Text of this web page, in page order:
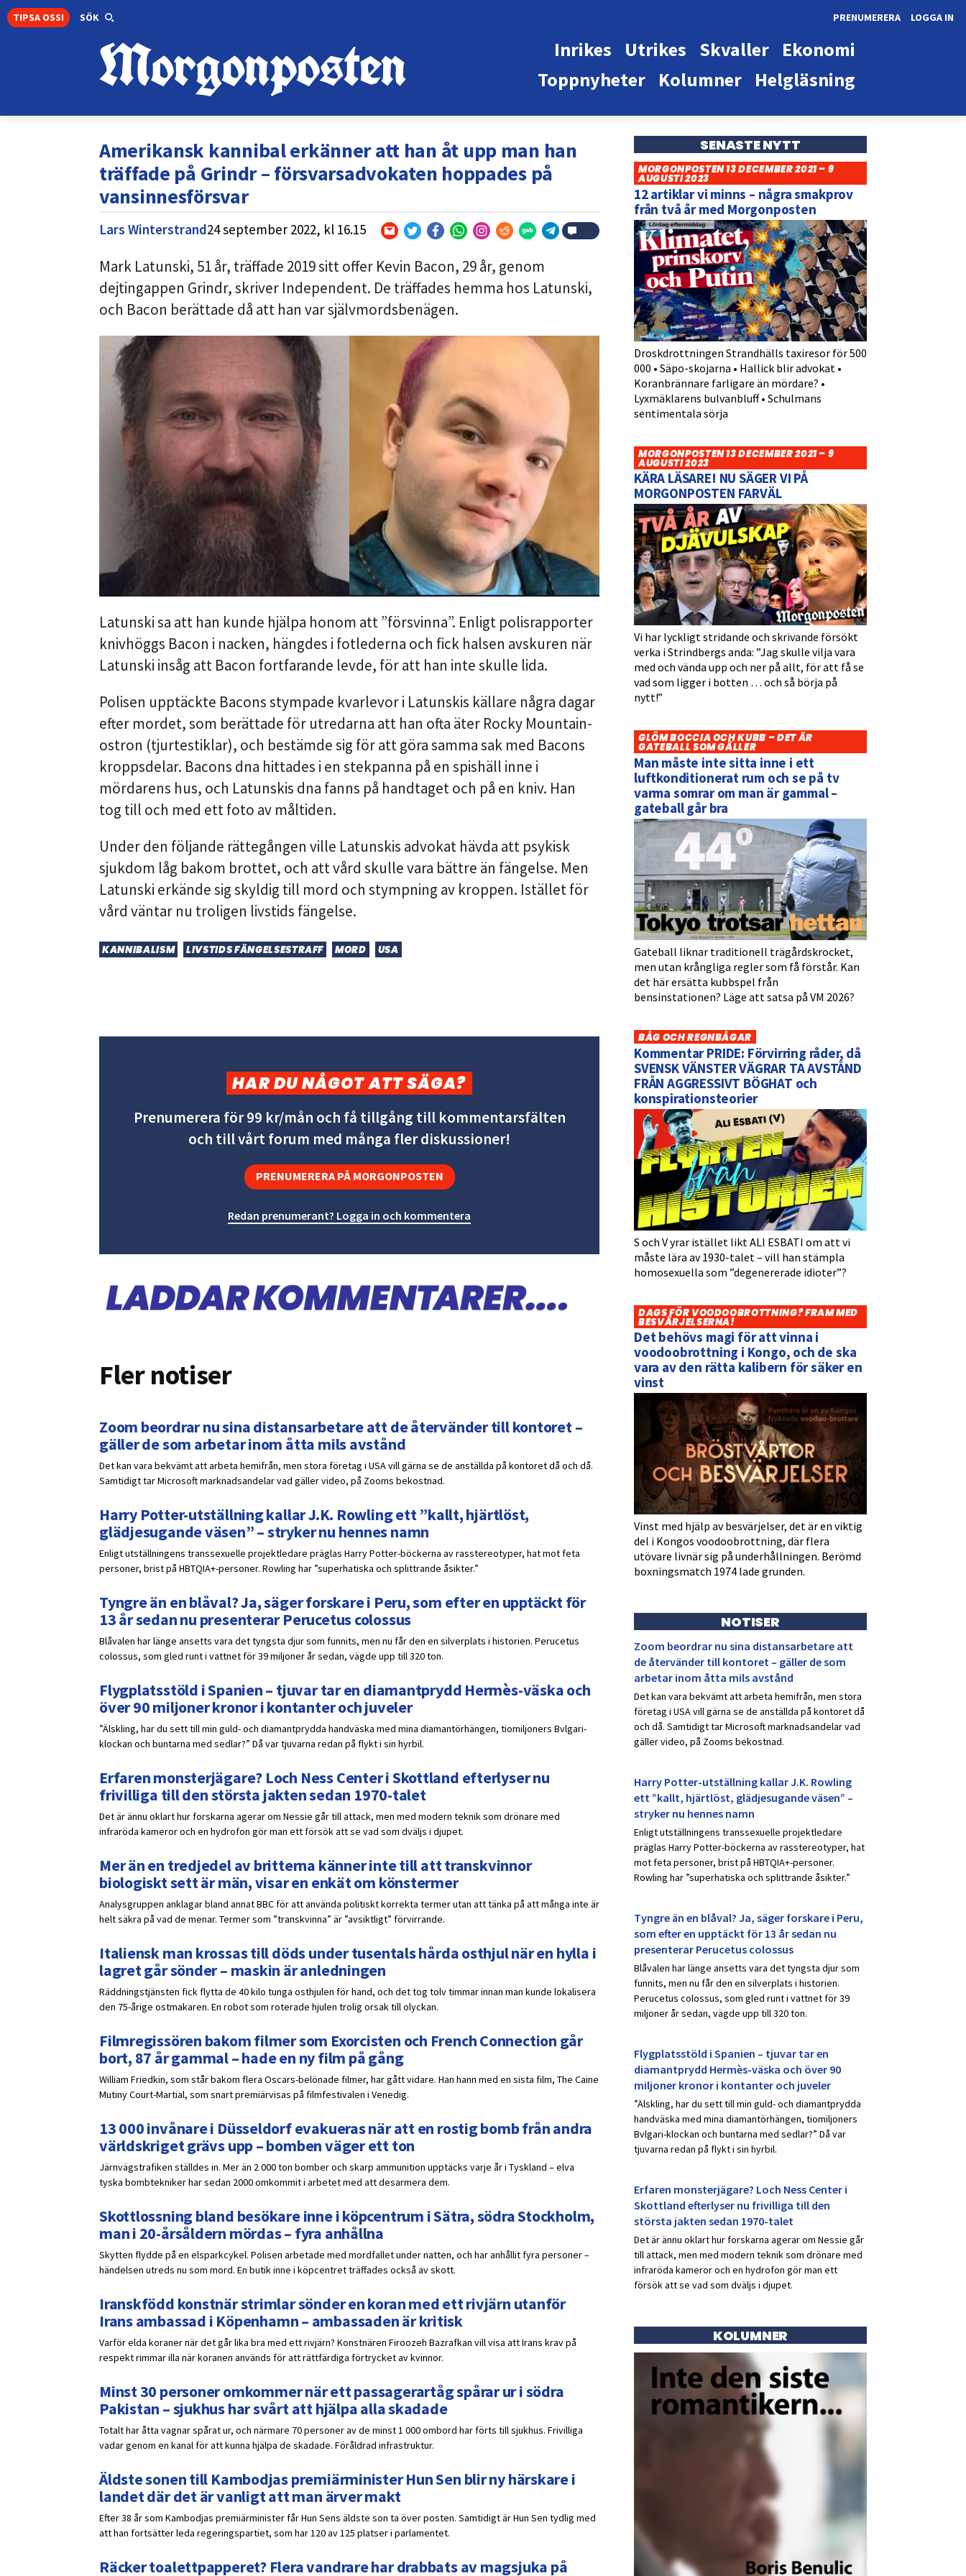
TIPSA OSS! SÖK LOGGA IN
PRENUMERERA
Ekonomi
Skvaller
Utrikes
Inrikes
Helgläsning
Kolumner
Toppnyheter
Amerikansk kannibal erkänner att han åt upp man han
träffade på Grindr – försvarsadvokaten hoppades på
vansinnesförsvar
Lars Winterstrand24 september 2022, kl 16.15
Mark Latunski, 51 år, träffade 2019 sitt offer Kevin Bacon, 29 år, genom
dejtingappen Grindr, skriver Independent. De träffades hemma hos Latunski,
och Bacon berättade då att han var självmordsbenägen.
Latunski sa att han kunde hjälpa honom att ”försvinna”. Enligt polisrapporter
knivhöggs Bacon i nacken, hängdes i fotlederna och fick halsen avskuren när
Latunski insåg att Bacon fortfarande levde, för att han inte skulle lida.
Polisen upptäckte Bacons stympade kvarlevor i Latunskis källare några dagar
efter mordet, som berättade för utredarna att han ofta äter Rocky Mountain-
ostron (tjurtestiklar), och bestämde sig för att göra samma sak med Bacons
kroppsdelar. Bacons dna hittades i en stekpanna på en spishäll inne i
mördarens hus, och Latunskis dna fanns på handtaget och på en kniv. Han
tog till och med ett foto av måltiden.
Under den följande rättegången ville Latunskis advokat hävda att psykisk
sjukdom låg bakom brottet, och att vård skulle vara bättre än fängelse. Men
Latunski erkände sig skyldig till mord och stympning av kroppen. Istället för
vård väntar nu troligen livstids fängelse.
KANNIBALISM LIVSTIDS FÄNGELSESTRAFF MORD USA
HAR DU NÅGOT ATT SÄGA?
Prenumerera för 99 kr/mån och få tillgång till kommentarsfälten
och till vårt forum med många fler diskussioner!
PRENUMERERA PÅ MORGONPOSTEN
Redan prenumerant? Logga in och kommentera
Fler notiser
Zoom beordrar nu sina distansarbetare att de återvänder till kontoret –
gäller de som arbetar inom åtta mils avstånd
Det kan vara bekvämt att arbeta hemifrån, men stora företag i USA vill gärna se de anställda på kontoret då och då.
Samtidigt tar Microsoft marknadsandelar vad gäller video, på Zooms bekostnad.
Harry Potter-utställning kallar J.K. Rowling ett ”kallt, hjärtlöst,
glädjesugande väsen” – stryker nu hennes namn
Enligt utställningens transsexuelle projektledare präglas Harry Potter-böckerna av rasstereotyper, hat mot feta
personer, brist på HBTQIA+-personer. Rowling har ”superhatiska och splittrande åsikter.”
Tyngre än en blåval? Ja, säger forskare i Peru, som efter en upptäckt för
13 år sedan nu presenterar Perucetus colossus
Blåvalen har länge ansetts vara det tyngsta djur som funnits, men nu får den en silverplats i historien. Perucetus
colossus, som gled runt i vattnet för 39 miljoner år sedan, vägde upp till 320 ton.
Flygplatsstöld i Spanien – tjuvar tar en diamantprydd Hermès-väska och
över 90 miljoner kronor i kontanter och juveler
”Älskling, har du sett till min guld- och diamantprydda handväska med mina diamantörhängen, tiomiljoners Bvlgari-
klockan och buntarna med sedlar?” Då var tjuvarna redan på flykt i sin hyrbil.
Erfaren monsterjägare? Loch Ness Center i Skottland efterlyser nu
frivilliga till den största jakten sedan 1970-talet
Det är ännu oklart hur forskarna agerar om Nessie går till attack, men med modern teknik som drönare med
infraröda kameror och en hydrofon gör man ett försök att se vad som dväljs i djupet.
Mer än en tredjedel av britterna känner inte till att transkvinnor
biologiskt sett är män, visar en enkät om könstermer
Analysgruppen anklagar bland annat BBC för att använda politiskt korrekta termer utan att tänka på att många inte är
helt säkra på vad de menar. Termer som ”transkvinna” är ”avsiktligt” förvirrande.
Italiensk man krossas till döds under tusentals hårda osthjul när en hylla i
lagret går sönder – maskin är anledningen
Räddningstjänsten fick flytta de 40 kilo tunga osthjulen för hand, och det tog tolv timmar innan man kunde lokalisera
den 75-årige ostmakaren. En robot som roterade hjulen trolig orsak till olyckan.
Filmregissören bakom filmer som Exorcisten och French Connection går
bort, 87 år gammal – hade en ny film på gång
William Friedkin, som står bakom flera Oscars-belönade filmer, har gått vidare. Han hann med en sista film, The Caine
Mutiny Court-Martial, som snart premiärvisas på filmfestivalen i Venedig.
13 000 invånare i Düsseldorf evakueras när att en rostig bomb från andra
världskriget grävs upp – bomben väger ett ton
Järnvägstrafiken ställdes in. Mer än 2 000 ton bomber och skarp ammunition upptäcks varje år i Tyskland – elva
tyska bombtekniker har sedan 2000 omkommit i arbetet med att desarmera dem.
Skottlossning bland besökare inne i köpcentrum i Sätra, södra Stockholm,
man i 20-årsåldern mördas – fyra anhållna
Skytten flydde på en elsparkcykel. Polisen arbetade med mordfallet under natten, och har anhållit fyra personer –
händelsen utreds nu som mord. En butik inne i köpcentret träffades också av skott.
Iranskfödd konstnär strimlar sönder en koran med ett rivjärn utanför
Irans ambassad i Köpenhamn – ambassaden är kritisk
Varför elda koraner när det går lika bra med ett rivjärn? Konstnären Firoozeh Bazrafkan vill visa att Irans krav på
respekt rimmar illa när koranen används för att rättfärdiga förtrycket av kvinnor.
Minst 30 personer omkommer när ett passagerartåg spårar ur i södra
Pakistan – sjukhus har svårt att hjälpa alla skadade
Totalt har åtta vagnar spårat ur, och närmare 70 personer av de minst 1 000 ombord har förts till sjukhus. Frivilliga
vadar genom en kanal för att kunna hjälpa de skadade. Föråldrad infrastruktur.
Äldste sonen till Kambodjas premiärminister Hun Sen blir ny härskare i
landet där det är vanligt att man ärver makt
Efter 38 år som Kambodjas premiärminister får Hun Sens äldste son ta över posten. Samtidigt är Hun Sen tydlig med
att han fortsätter leda regeringspartiet, som har 120 av 125 platser i parlamentet.
Räcker toalettpapperet? Flera vandrare har drabbats av magsjuka på
SENASTE NYTT
MORGONPOSTEN 13 DECEMBER 2021 – 9
AUGUSTI 2023
12 artiklar vi minns – några smakprov
från två år med Morgonposten
Droskdrottningen Strandhälls taxiresor för 500
000 • Säpo-skojarna • Hallick blir advokat •
Koranbrännare farligare än mördare? •
Lyxmäklarens bulvanbluff • Schulmans
sentimentala sörja
MORGONPOSTEN 13 DECEMBER 2021 – 9
AUGUSTI 2023
KÄRA LÄSARE! NU SÄGER VI PÅ
MORGONPOSTEN FARVÄL
Vi har lyckligt stridande och skrivande försökt
verka i Strindbergs anda: ”Jag skulle vilja vara
med och vända upp och ner på allt, för att få se
vad som ligger i botten … och så börja på
nytt!”
GLÖM BOCCIA OCH KUBB – DET ÄR
GATEBALL SOM GÄLLER
Man måste inte sitta inne i ett
luftkonditionerat rum och se på tv
varma somrar om man är gammal –
gateball går bra
Gateball liknar traditionell trägårdskrocket,
men utan krångliga regler som få förstår. Kan
det här ersätta kubbspel från
bensinstationen? Läge att satsa på VM 2026?
BÅG OCH REGNBÅGAR
Kommentar PRIDE: Förvirring råder, då
SVENSK VÄNSTER VÄGRAR TA AVSTÅND
FRÅN AGGRESSIVT BÖGHAT och
konspirationsteorier
S och V yrar istället likt ALI ESBATI om att vi
måste lära av 1930-talet – vill han stämpla
homosexuella som ”degenererade idioter”?
DAGS FÖR VOODOOBROTTNING? FRAM MED
BESVÄRJELSERNA!
Det behövs magi för att vinna i
voodoobrottning i Kongo, och de ska
vara av den rätta kalibern för säker en
vinst
Vinst med hjälp av besvärjelser, det är en viktig
del i Kongos voodoobrottning, där flera
utövare livnär sig på underhållningen. Berömd
boxningsmatch 1974 lade grunden.
NOTISER
Zoom beordrar nu sina distansarbetare att
de återvänder till kontoret – gäller de som
arbetar inom åtta mils avstånd
Det kan vara bekvämt att arbeta hemifrån, men stora
företag i USA vill gärna se de anställda på kontoret då
och då. Samtidigt tar Microsoft marknadsandelar vad
gäller video, på Zooms bekostnad.
Harry Potter-utställning kallar J.K. Rowling
ett ”kallt, hjärtlöst, glädjesugande väsen” –
stryker nu hennes namn
Enligt utställningens transsexuelle projektledare
präglas Harry Potter-böckerna av rasstereotyper, hat
mot feta personer, brist på HBTQIA+-personer.
Rowling har ”superhatiska och splittrande åsikter.”
Tyngre än en blåval? Ja, säger forskare i Peru,
som efter en upptäckt för 13 år sedan nu
presenterar Perucetus colossus
Blåvalen har länge ansetts vara det tyngsta djur som
funnits, men nu får den en silverplats i historien.
Perucetus colossus, som gled runt i vattnet för 39
miljoner år sedan, vägde upp till 320 ton.
Flygplatsstöld i Spanien – tjuvar tar en
diamantprydd Hermès-väska och över 90
miljoner kronor i kontanter och juveler
”Älskling, har du sett till min guld- och diamantprydda
handväska med mina diamantörhängen, tiomiljoners
Bvlgari-klockan och buntarna med sedlar?” Då var
tjuvarna redan på flykt i sin hyrbil.
Erfaren monsterjägare? Loch Ness Center i
Skottland efterlyser nu frivilliga till den
största jakten sedan 1970-talet
Det är ännu oklart hur forskarna agerar om Nessie går
till attack, men med modern teknik som drönare med
infraröda kameror och en hydrofon gör man ett
försök att se vad som dväljs i djupet.
KOLUMNER